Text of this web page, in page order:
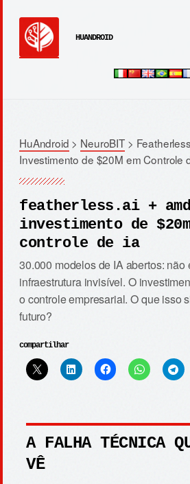
HUANDROID
HuAndroid > NeuroBIT>
Investimento de $20M em Controle
featherless.ai +
investimento de
controle de ia
30.000 modelos de IA abertos: não
infraestrutura invisível. O
o controle empresarial. O que isso
futuro?
compartilhar
A FALHA TÉCNICA
VÊ